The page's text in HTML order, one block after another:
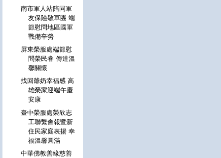
南市軍人站陪同軍
友保險敬軍團 端
節慰問地區國軍
戰備辛勞
屏東榮服處端節慰
問榮民眷 傳達溫
馨關懷
找回爺奶幸福感 高
雄榮家迎端午慶
安康
臺中榮服處榮欣志
工聯繫會報暨新
住民家庭表揚 幸
福溫馨圓滿
中華佛教善緣慈善